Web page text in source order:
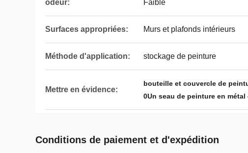
odeur: Faible
Surfaces appropriées: Murs et plafonds intérieurs
Méthode d'application: stockage de peinture
Mettre en évidence:
bouteille et couvercle de
0Un seau de peinture en
Conditions de paiement et d'expédition